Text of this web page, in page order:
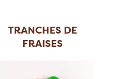
TRANCHES DE
FRAISES